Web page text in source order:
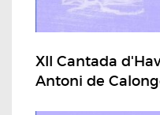
XII Cantada
Antoni de